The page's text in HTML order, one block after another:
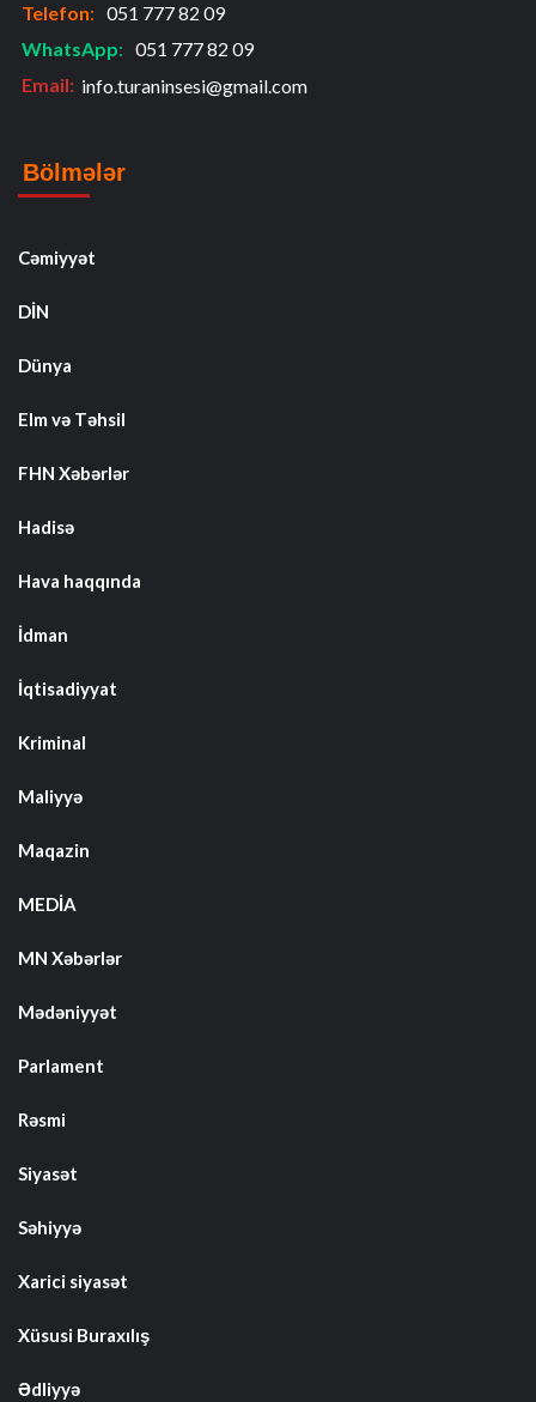
Telefon: 051 777 82 09
WhatsApp: 051 777 82 09
Email: info.turaninsesi@gmail.com
Bölmələr
Cəmiyyət
DİN
Dünya
Elm və Təhsil
FHN Xəbərlər
Hadisə
Hava haqqında
İdman
İqtisadiyyat
Kriminal
Maliyyə
Maqazin
MEDİA
MN Xəbərlər
Mədəniyyət
Parlament
Rəsmi
Siyasət
Səhiyyə
Xarici siyasət
Xüsusi Buraxılış
Ədliyyə